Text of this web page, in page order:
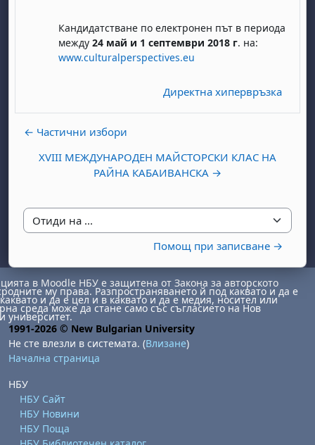
Кандидатстване по електронен път в периода
между 24 май и 1 септември 2018 г. на:
www.culturalperspectives.eu
Директна хипервръзка
← Частични избори
XVIII МЕЖДУНАРОДЕН МАЙСТОРСКИ КЛАС НА
РАЙНА КАБАИВАНСКА →
Отиди на ...
Помощ при записване →
29 август
неделя, 30 август
в Moodle НБУ е защитена от Закона за авторското
му права. Разпространяването й под каквато и да е
и да е цел и в каквато и да е медия, носител или
среда може да стане само със съгласието на Нов
университет.
1991-2026 © New Bulgarian University
Не сте влезли в системата. (Влизане)
Начална страница
НБУ
НБУ Сайт
НБУ Новини
НБУ Поща